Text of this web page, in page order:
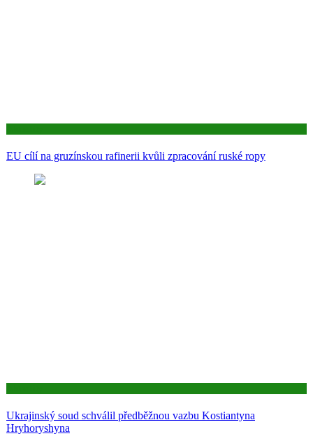
EU cílí na gruzínskou rafinerii kvůli zpracování ruské ropy
Ukrajinský soud schválil předběžnou vazbu Kostiantyna
Hryhoryshyna